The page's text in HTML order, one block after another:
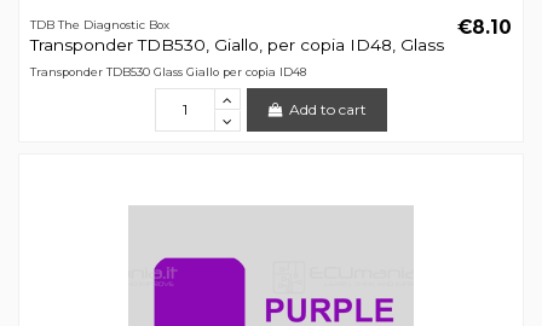
TDB The Diagnostic Box
Transponder TDB530, Giallo, per copia ID48, Glass
€8.10
Transponder TDB530 Glass Giallo per copia ID48
Add to cart